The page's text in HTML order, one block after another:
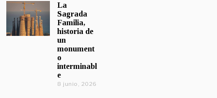
La
Sagrada
Familia,
historia de
un
monument
o
interminabl
e
8 junio, 2026